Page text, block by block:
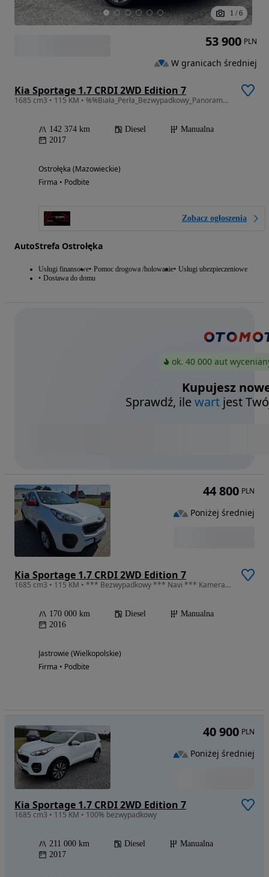
1 / 6
Kia Sportage 1.7 CRDI 2WD Edition 7
1685 cm3 • 115 KM • %%Biała_Perła_Bezwypadkowy_Panorama_Szyberdach_Super_Stan%%
142 374 km Diesel
Manualna
2017
Ostrołęka (Mazowieckie)
Firma • Podbite
Zobacz ogłoszenia
AutoStrefa Ostrołęka
Usługi finansowe Pomoc drogowa /holowanie Usługi ubezpieczeniowe
Dostawa do domu
53 900 PLN
W granicach średniej
ok. 40 000 aut
Kupujesz
Sprawdź, ilewart jest
Kia Sportage 1.7 CRDI 2WD Edition 7
1685 cm3 • 115 KM • *** Bezwypadkowy *** Navi *** Kamera ***
170 000 km Diesel
Manualna
2016
Jastrowie (Wielkopolskie)
Firma • Podbite
44 800 PLN
Poniżej średniej
Kia Sportage 1.7 CRDI 2WD Edition 7
1685 cm3 • 115 KM • 100% bezwypadkowy
211 000 km Diesel
Manualna
2017
40 900 PLN
Poniżej średniej